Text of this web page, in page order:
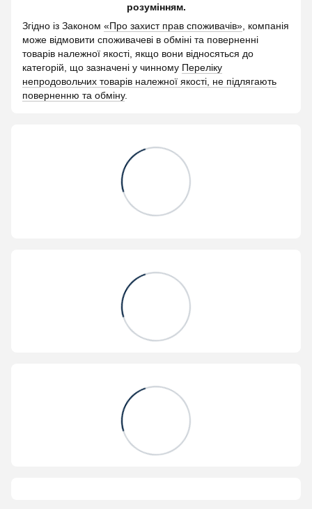
розумінням.
Згідно із Законом «Про захист прав споживачів» , компанія
може відмовити споживачеві в обміні та поверненні
товарів належної якості, якщо вони відносяться до
категорій, що зазначені у чинному Переліку
непродовольчих товарів належної якості, не підлягають
поверненню та обміну.